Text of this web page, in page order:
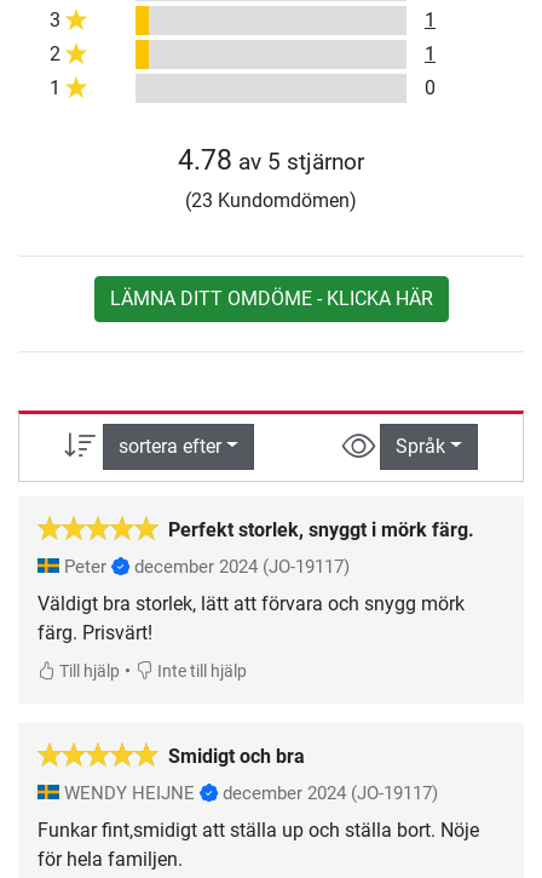
3
1
2
1
1
0
4.78 av 5 stjärnor
(23 Kundomdömen)
LÄMNA DITT OMDÖME - KLICKA HÄR
sortera efter Språk
Perfekt storlek, snyggt i mörk färg.
Peter december 2024 (JO-19117)
Väldigt bra storlek, lätt att förvara och snygg mörk
färg. Prisvärt!
Till hjälp • Inte till hjälp
Smidigt och bra
WENDY HEIJNE december 2024 (JO-19117)
Funkar fint,smidigt att ställa up och ställa bort. Nöje
för hela familjen.